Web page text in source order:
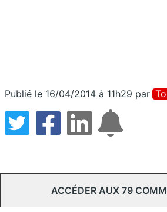
Publié le 16/04/2014 à 11h29 par
ACCÉDER AUX 79